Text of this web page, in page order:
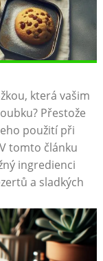
⁣která vašim
Přestože
použití při
tomto článku
ingredienci
a sladkých